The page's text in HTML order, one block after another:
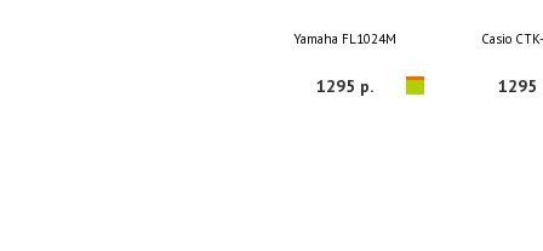
Yamaha FL1024M
1295 р.
Casio
1295